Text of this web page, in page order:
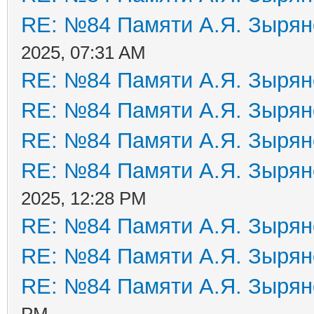
RE: №84 Памяти А.Я.
2025, 07:31 AM
RE: №84 Памяти А.Я.
RE: №84 Памяти А.Я.
RE: №84 Памяти А.Я.
RE: №84 Памяти А.Я.
2025, 12:28 PM
RE: №84 Памяти А.Я.
RE: №84 Памяти А.Я.
RE: №84 Памяти А.Я.